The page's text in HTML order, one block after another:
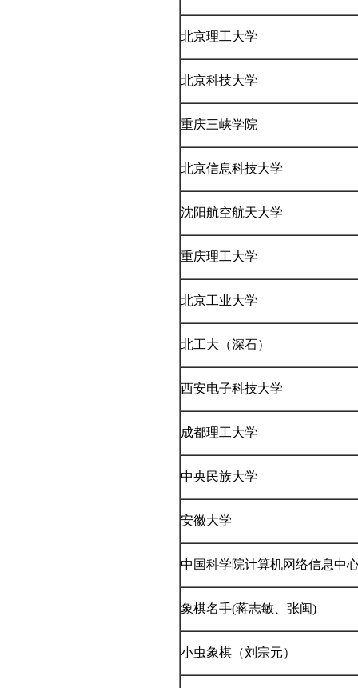
北京理工大学
北京科技大学
重庆三峡学院
北京信息科技大学
沈阳航空航天大学
重庆理工大学
北京工业大学
北工大（深石）
西安电子科技大学
成都理工大学
中央民族大学
安徽大学
中国科学院计算机网络信息中
象棋名手(蒋志敏、张闽)
小虫象棋（刘宗元）